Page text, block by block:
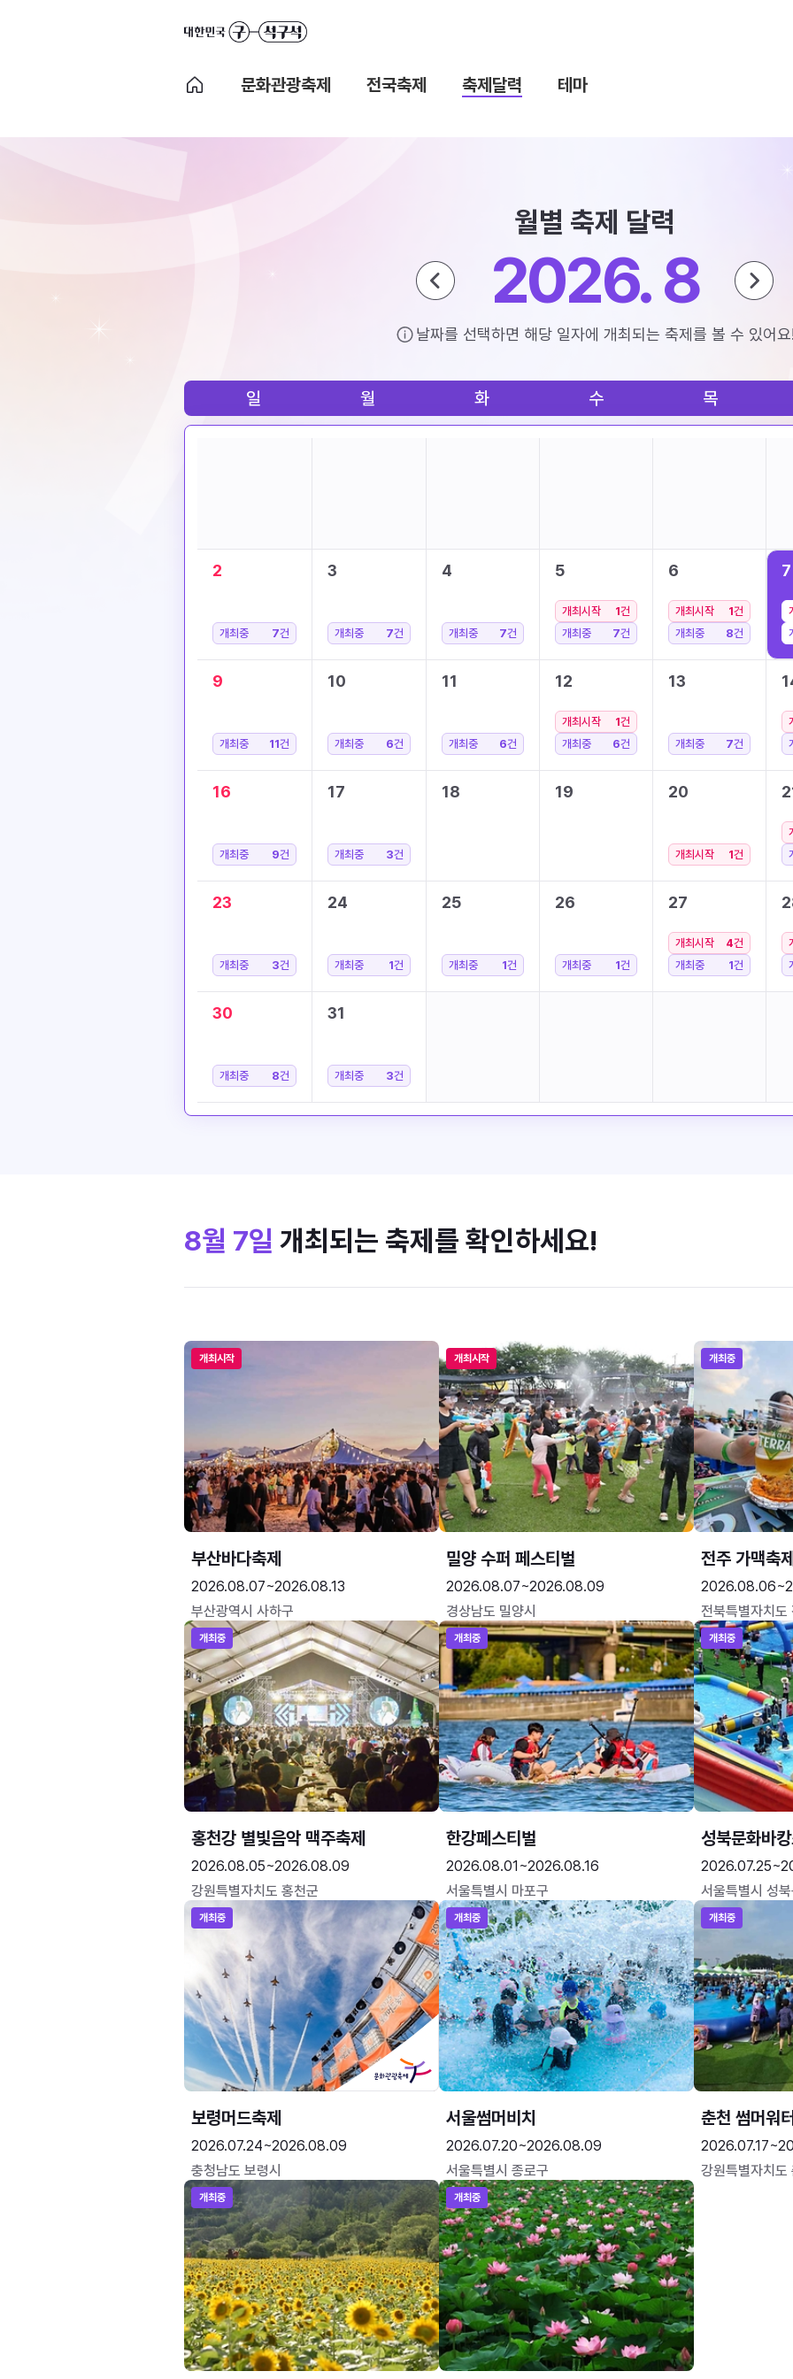
문화관광축제 전국축제 축제달력 테마
월별 축제 달력
2026. 8
날짜를 선택하면 해당 일자에 개최되는 축제를 볼 수 있어
일 월 화 수 목
2
개최중 7건
3
개최중 7건
4
개최중 7건
5
개최시작 1건
개최중
7건
6
개최시작 1건
개최중
8건
7
9
개최중 11건
10
개최중 6건
11
개최중 6건
12
개최시작 1건
개최중
6건
13
개최중 7건
16
개최중 9건
17
개최중 3건
18 19 20
개최시작 1건
23
개최중 3건
24
개최중 1건
25
개최중 1건
26
개최중 1건
27
개최시작 4건
개최중
1건
30
개최중 8건
31
개최중 3건
8월 7일 개최되는 축제를 확인하세요!
개최시작
부산바다축제
2026.08.07~2026.08.13
부산광역시 사하구
개최시작
밀양 수퍼 페스티벌
2026.08.07~2026.08.09
경상남도 밀양시
개최중
전주 가맥축
전북특별자치도
개최중
홍천강 별빛음악 맥주축제
2026.08.05~2026.08.09
강원특별자치도 홍천군
개최중
한강페스티벌
2026.08.01~2026.08.16
서울특별시 마포구
개최중
성북문화바
서울특별시 성
개최중
보령머드축제
2026.07.24~2026.08.09
충청남도 보령시
개최중
서울썸머비치
2026.07.20~2026.08.09
서울특별시 종로구
개최중
춘천 썸머워
강원특별자치도
개최중 개최중